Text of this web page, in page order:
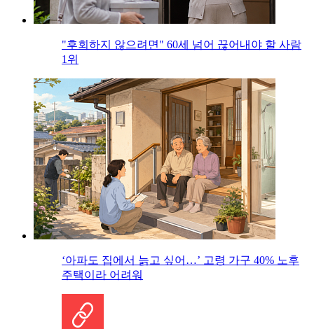
"후회하지 않으려면" 60세 넘어 끊어내야 할 사람
1위
‘아파도 집에서 늙고 싶어…’ 고령 가구 40% 노후
주택이라 어려워